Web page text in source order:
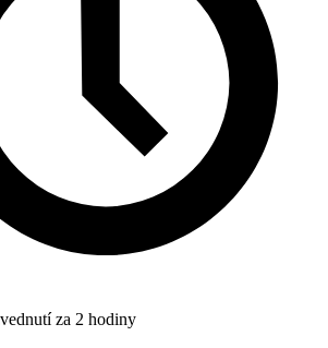
za 2 hodiny